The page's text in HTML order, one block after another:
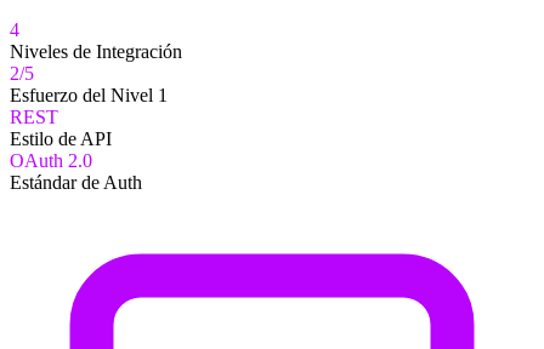
4
Niveles de Integración
2/5
Esfuerzo del Nivel 1
REST
Estilo de API
OAuth 2.0
Estándar de Auth